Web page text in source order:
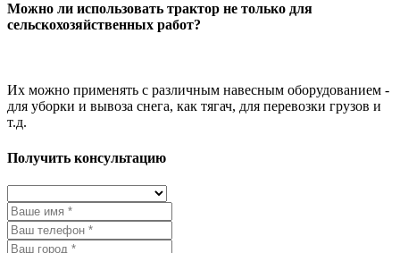
Можно ли использовать трактор не только для
сельскохозяйственных работ?
Их можно применять с различным навесным оборудованием -
для уборки и вывоза снега, как тягач, для перевозки грузов и
т.д.
Получить консультацию